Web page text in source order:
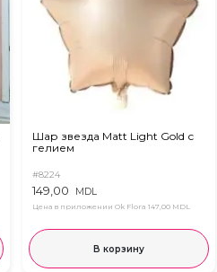
Шар звезда Matt Light Gold с
гелием
#8224
149,00 MDL
Цена в приложении Ok Flora 147,00 MDL
В корзину